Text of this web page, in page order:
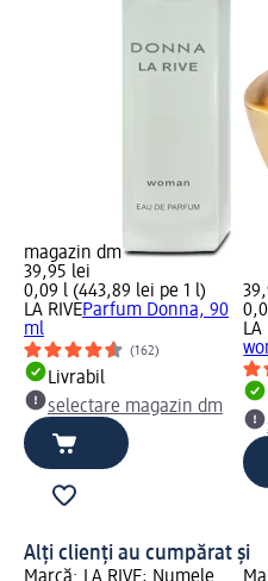
magazin dm
39,95 lei
0,09 l (443,89 lei pe 1 l)
LA RIVEParfum Donna, 90
ml
(162)
Livrabil
selectare magazin dm
LA
Alți clienți au cumpărat și